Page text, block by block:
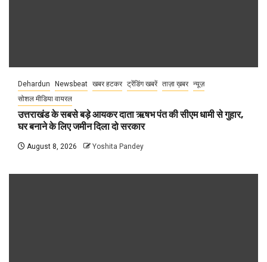
Dehardun Newsbeat खबर हटकर ट्रेंडिंग खबरें ताज़ा ख़बर न्यूज़
सोशल मीडिया वायरल
उत्तराखंड के सबसे बड़े आयकर दाता ऋषभ पंत की सीएम धामी से गुहार,
घर बनाने के लिए जमीन दिला दो सरकार
August 8, 2026 Yoshita Pandey